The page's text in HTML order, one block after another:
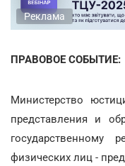
Реклама
ПРАВОВОЕ СОБЫТИЕ:
Министерство
представления и
государственному
физических лиц -